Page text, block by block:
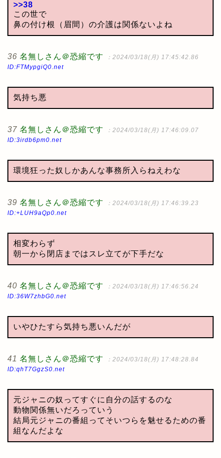
>>38
この世で
鼻の付け根（眉間）の介護は関係ないよね
36 名無しさん＠恐縮です
：2024/03/18(月) 17:45:42.86
ID:FTMypgiQ0.net
気持ち悪
37 名無しさん＠恐縮です
：2024/03/18(月) 17:46:09.07
ID:3irdb6pm0.net
環境狂った奴しかあんな事務所入らねえわな
39 名無しさん＠恐縮です
：2024/03/18(月) 17:46:39.23
ID:+LUH9aQp0.net
相変わらず
朝一から閉店まではスレ立てが下手だな
40 名無しさん＠恐縮です
：2024/03/18(月) 17:46:56.24
ID:36W7zhbG0.net
いやひたすら気持ち悪いんだが
41 名無しさん＠恐縮です
：2024/03/18(月) 17:48:28.84
ID:qhT7GgzS0.net
元ジャニの奴ってすぐに自分の話するのな
動物関係無いだろっていう
結局元ジャニの番組ってそいつらを魅せるための番
組なんだよな